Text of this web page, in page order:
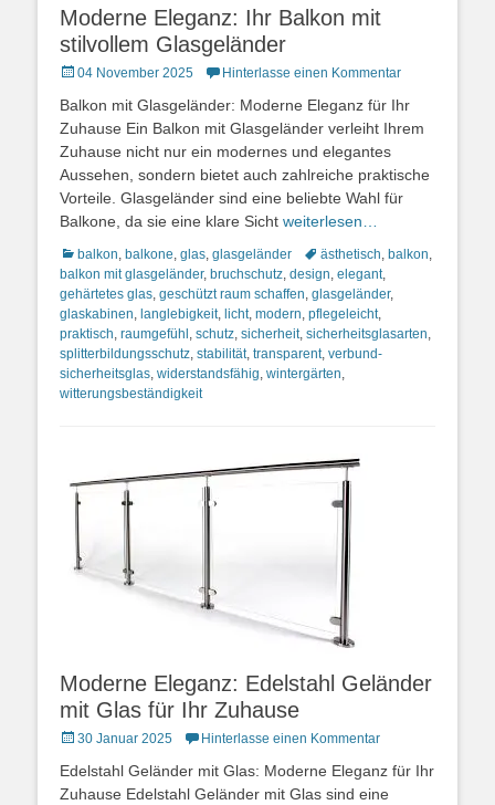
Moderne Eleganz: Ihr Balkon mit
stilvollem Glasgeländer
Posted
04 November 2025 Hinterlasse einen Kommentar
Balkon mit Glasgeländer: Moderne Eleganz für Ihr
Zuhause Ein Balkon mit Glasgeländer verleiht Ihrem
Zuhause nicht nur ein modernes und elegantes
Aussehen, sondern bietet auch zahlreiche praktische
Vorteile. Glasgeländer sind eine beliebte Wahl für
Balkone, da sie eine klare Sicht weiterlesen…
Kategorien
balkon, balkone, glas, glasgeländer Schlagworte
ästhetisch, balkon,
balkon mit glasgeländer, bruchschutz, design, elegant,
gehärtetes glas, geschützt raum schaffen, glasgeländer,
glaskabinen, langlebigkeit, licht, modern, pflegeleicht,
praktisch, raumgefühl , schutz, sicherheit, sicherheitsglasarten,
splitterbildungsschutz, stabilität, transparent, verbund-
sicherheitsglas, widerstandsfähig, wintergärten,
witterungsbeständigkeit
Moderne Eleganz: Edelstahl Geländer
mit Glas für Ihr Zuhause
Posted
30 Januar 2025 Hinterlasse einen Kommentar
Edelstahl Geländer mit Glas: Moderne Eleganz für Ihr
Zuhause Edelstahl Geländer mit Glas sind eine